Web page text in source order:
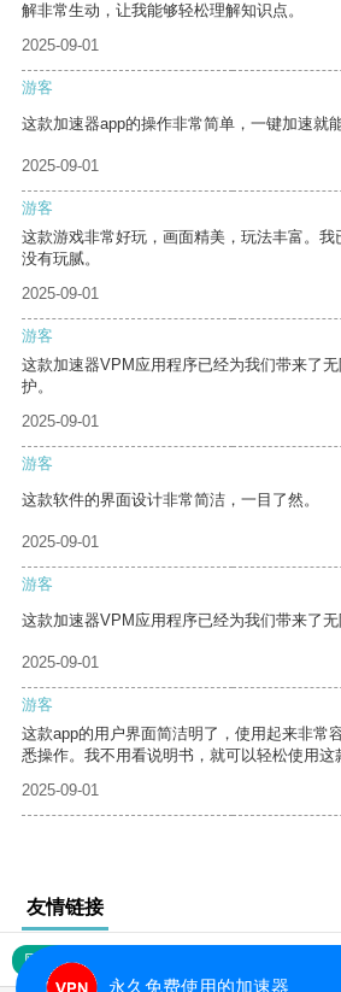
解非常生动，让我能够轻松理解知识点。
2025-09-01
游客
这款加速器app的操作非常简单，一键加速就
2025-09-01
游客
这款游戏非常好玩，画面精美，玩法丰富。
没有玩腻。
2025-09-01
游客
这款加速器VPM应用程序已经为我们带来了
护。
2025-09-01
游客
这款软件的界面设计非常简洁，一目了然。
2025-09-01
游客
这款加速器VPM应用程序已经为我们带来了无
2025-09-01
游客
这款app的用户界面简洁明了，使用起来非常
悉操作。我不用看说明书，就可以轻松使用这
2025-09-01
友情链接
网站地图
永久免费使用的加速器